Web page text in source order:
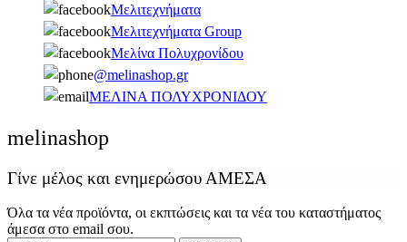
Μελιτεχνήματα
Μελιτεχνήματα Group
Μελίνα Πολυχρονίδου
@melinashop.gr
ΜΕΛΙΝΑ ΠΟΛΥΧΡΟΝΙΔΟΥ
melinashop
Γίνε μέλος και ενημερώσου ΑΜΕΣΑ
Όλα τα νέα προϊόντα, οι εκπτώσεις και τα νέα του καταστήματος
άμεσα στο email σου.